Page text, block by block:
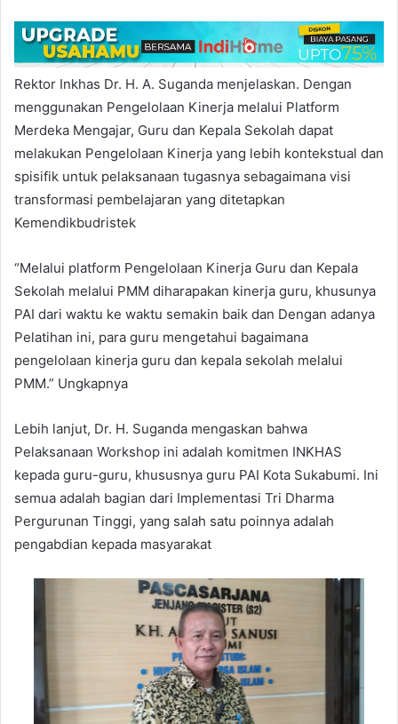
Rektor Inkhas Dr. H. A. Suganda menjelaskan. Dengan
menggunakan Pengelolaan Kinerja melalui Platform
Merdeka Mengajar, Guru dan Kepala Sekolah dapat
melakukan Pengelolaan Kinerja yang lebih kontekstual dan
spisifik untuk pelaksanaan tugasnya sebagaimana visi
transformasi pembelajaran yang ditetapkan
Kemendikbudristek
“Melalui platform Pengelolaan Kinerja Guru dan Kepala
Sekolah melalui PMM diharapakan kinerja guru, khusunya
PAI dari waktu ke waktu semakin baik dan Dengan adanya
Pelatihan ini, para guru mengetahui bagaimana
pengelolaan kinerja guru dan kepala sekolah melalui
PMM.” Ungkapnya
Lebih lanjut, Dr. H. Suganda mengaskan bahwa
Pelaksanaan Workshop ini adalah komitmen INKHAS
kepada guru-guru, khususnya guru PAI Kota Sukabumi. Ini
semua adalah bagian dari Implementasi Tri Dharma
Pergurunan Tinggi, yang salah satu poinnya adalah
pengabdian kepada masyarakat